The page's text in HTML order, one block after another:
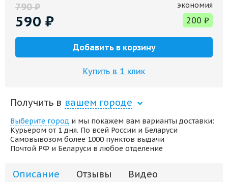
790₽
590 ₽
экономия
200 ₽
Добавить в корзину
Купить в 1 клик
Получить в вашем городе
Выберите город и мы покажем вам варианты доставки:
Курьером от 1 дня. По всей России и Беларуси
Самовывозом более 1000 пунктов выдачи
Почтой РФ и Беларуси в любое отделение
Описание Отзывы Видео